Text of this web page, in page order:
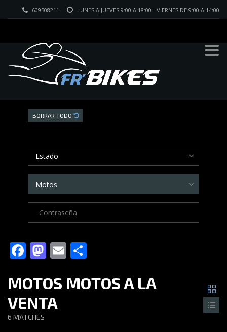
LUNES A JUEVES 9:00 A 18:00 - VIERNES DE 9:00 A 14:00
609508211
Buscar
BORRAR TODO
Estado
Motos
Facebook
Mastodon
Email
MOTOS MOTOS A LA
VENTA
6 MATCHES